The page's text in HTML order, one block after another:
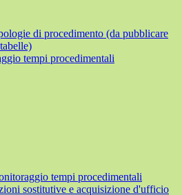
di procedimento (da pubblicare
tempi procedimentali
tempi procedimentali
sostitutive e acquisizione d'ufficio